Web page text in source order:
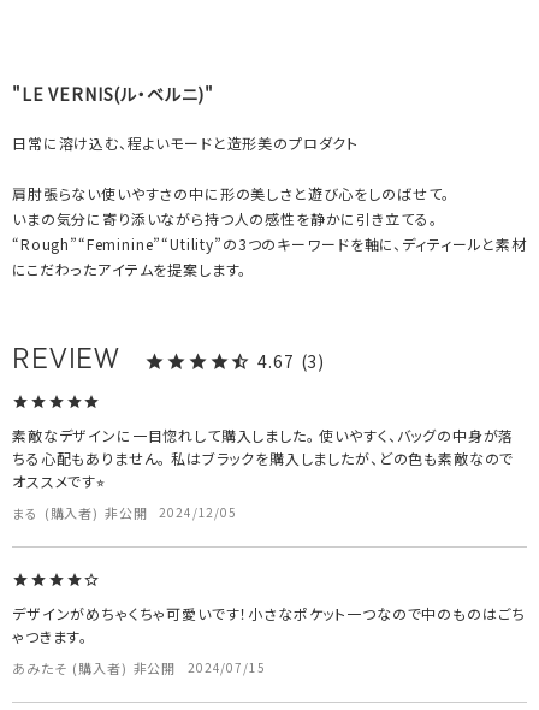
"LE VERNIS(ル・ベルニ)"
日常に溶け込む、程よいモードと造形美のプロダクト
肩肘張らない使いやすさの中に形の美しさと遊び心をしのばせて。
いまの気分に寄り添いながら持つ人の感性を静かに引き立てる。
“Rough”“Feminine”“Utility”の3つのキーワードを軸に、ディティールと素材
にこだわったアイテムを提案します。
4.67 3
まる 購入者 非公開 2024/12/05
素敵なデザインに一目惚れして購入しました。 使いやすく、バッグの中身が落
ちる心配もありません。 私はブラックを購入しましたが、どの色も素敵なので
オススメです⭐︎
あみたそ 購入者 非公開 2024/07/15
デザインがめちゃくちゃ可愛いです！小さなポケット一つなので中のものはごち
ゃつきます。